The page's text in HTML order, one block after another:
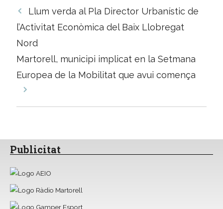
Navegació
per
Llum verda al Pla Director Urbanístic de
l’Activitat Econòmica del Baix Llobregat
Nord
Martorell, municipi implicat en la Setmana
Europea de la Mobilitat que avui comença
Publicitat